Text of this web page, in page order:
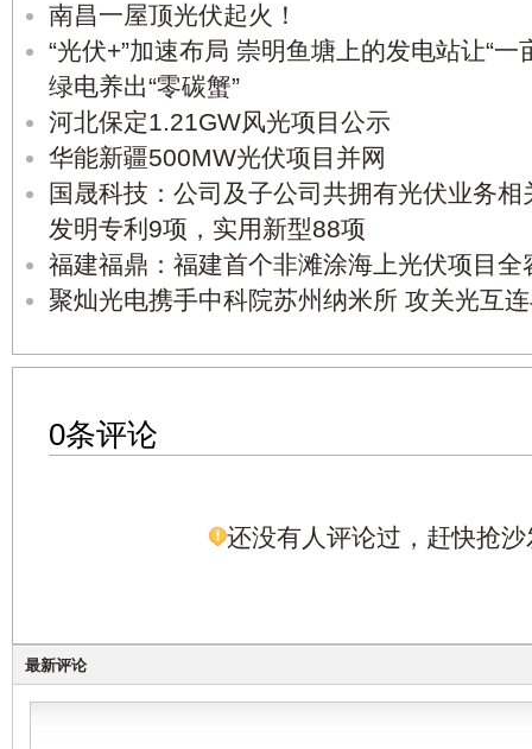
南昌一屋顶光伏起火！
“光伏+”加速布局 崇明鱼塘上的发电站让“
绿电养出“零碳蟹”
河北保定1.21GW风光项目公示
华能新疆500MW光伏项目并网
国晟科技：公司及子公司共拥有光伏业务
发明专利9项，实用新型88项
福建福鼎：福建首个非滩涂海上光伏项目全
聚灿光电携手中科院苏州纳米所 攻关光互
0条评论
还没有人评论过，赶快抢沙
最新评论